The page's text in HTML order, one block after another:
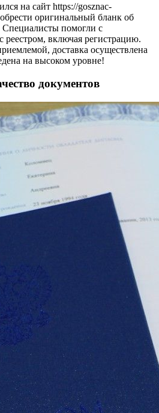
на сайт https://gosznac-
оригинальный бланк об
Специалисты помогли с
реестром, включая регистрацию.
доставка осуществлена
на высоком уровне!
документов